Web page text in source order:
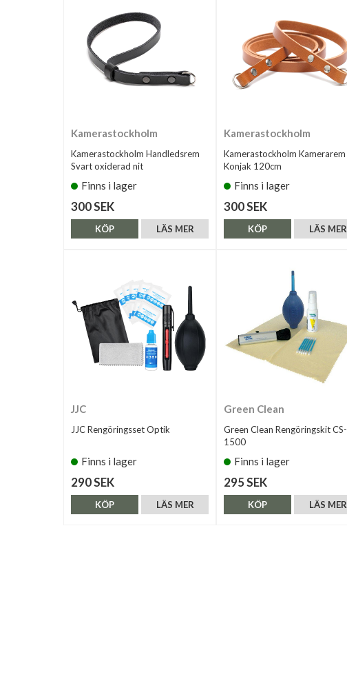
Kamerastockholm
Kamerastockholm Handledsrem
Svart oxiderad nit
Finns i lager
300 SEK
LÄS MER
KÖP
Kamerastockholm
Kamerastockholm Kamerarem
Konjak 120cm
Finns i lager
300 SEK
LÄS MER
KÖP
JJC
JJC Rengöringsset Optik
Finns i lager
290 SEK
LÄS MER
KÖP
Green Clean
Green Clean Rengöringskit CS-
1500
Finns i lager
295 SEK
LÄS MER
KÖP